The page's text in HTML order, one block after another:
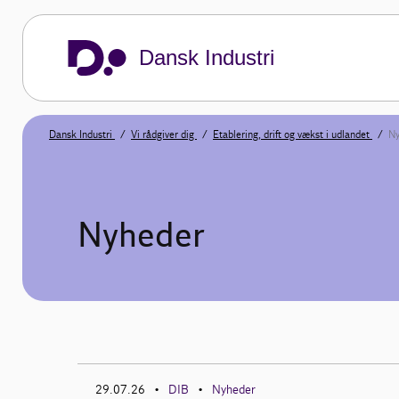
Dansk Industri
Dansk Industri Vi rådgiver dig Etablering, drift og vækst i udlandet
Nyheder
29.07.26 • DIB • Nyheder